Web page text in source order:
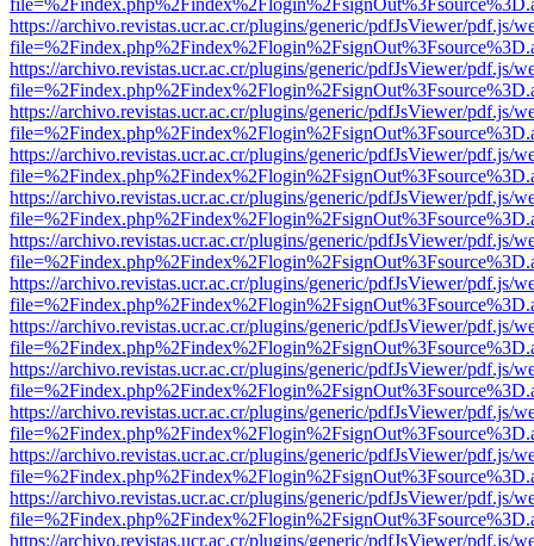
https://archivo.revistas.ucr.ac.cr/plugins/generic/pdfJsViewer/pdf.js/
https://archivo.revistas.ucr.ac.cr/plugins/generic/pdfJsViewer/pdf.js/
https://archivo.revistas.ucr.ac.cr/plugins/generic/pdfJsViewer/pdf.js/
https://archivo.revistas.ucr.ac.cr/plugins/generic/pdfJsViewer/pdf.js/
https://archivo.revistas.ucr.ac.cr/plugins/generic/pdfJsViewer/pdf.js/
https://archivo.revistas.ucr.ac.cr/plugins/generic/pdfJsViewer/pdf.js/
https://archivo.revistas.ucr.ac.cr/plugins/generic/pdfJsViewer/pdf.js/
https://archivo.revistas.ucr.ac.cr/plugins/generic/pdfJsViewer/pdf.js/
https://archivo.revistas.ucr.ac.cr/plugins/generic/pdfJsViewer/pdf.js/
https://archivo.revistas.ucr.ac.cr/plugins/generic/pdfJsViewer/pdf.js/
https://archivo.revistas.ucr.ac.cr/plugins/generic/pdfJsViewer/pdf.js/
https://archivo.revistas.ucr.ac.cr/plugins/generic/pdfJsViewer/pdf.js/
https://archivo.revistas.ucr.ac.cr/plugins/generic/pdfJsViewer/pdf.js/